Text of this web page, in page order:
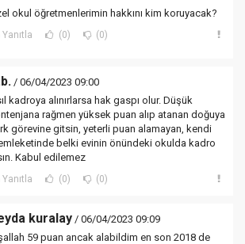
okul öğretmenlerimin hakkını kim koruyacak?
Yanıtla (0) (0)
/ 06/04/2023 09:00
kadroya alınırlarsa hak gaspı olur. Düşük
rağmen yüksek puan alıp atanan doğuya
görevine gitsin, yeterli puan alamayan, kendi
belki evinin önündeki okulda kadro
Kabul edilemez
Yanıtla (0) (0)
kuralay / 06/04/2023 09:09
59 puan ancak alabildim en son 2018 de